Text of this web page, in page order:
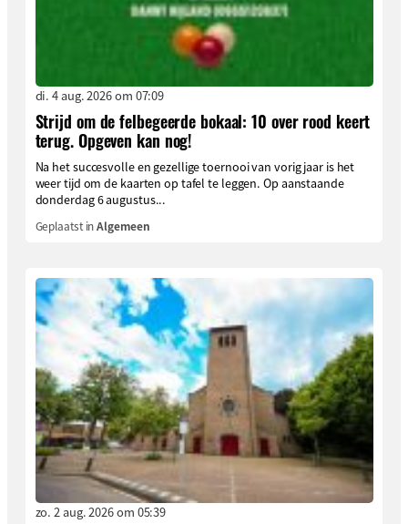
di. 4 aug. 2026 om 07:09
Strijd om de felbegeerde bokaal: 10 over rood keert
terug. Opgeven kan nog!
Na het succesvolle en gezellige toernooi van vorig jaar is het
weer tijd om de kaarten op tafel te leggen. Op aanstaande
donderdag 6 augustus...
Geplaatst inAlgemeen
zo. 2 aug. 2026 om 05:39